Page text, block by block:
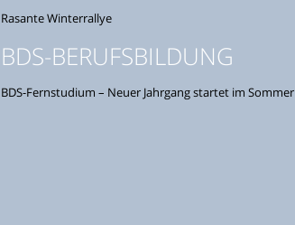
Rasante Winterrallye
BDS-BERUFSBILDUNG
BDS-Fernstudium – Neuer Jahrgang startet im Sommer